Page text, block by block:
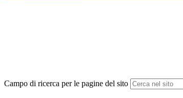
Campo di ricerca per le pagine del sito